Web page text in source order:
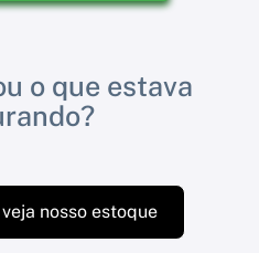
o que estava
nosso estoque